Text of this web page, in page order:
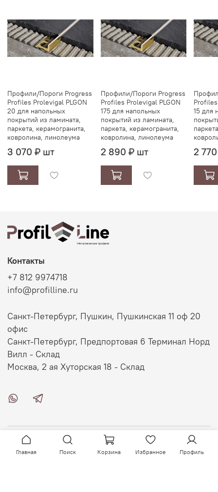
Профили/Пороги Progress
Profiles Prolevigal PLGON
20 для напольных
покрытий из ламината,
паркета, керамогранита,
ковролина, линолеума
3 070 ₽ шт
Профили/Пороги Progress
Profiles Prolevigal PLGON
175 для напольных
покрытий из ламината,
паркета, керамогранита,
ковролина, линолеума
2 890 ₽ шт
15 для
2
О магазине
Контакты
+7 812 9974718
info@profilline.ru
Санкт-Петербург, Пушкин, Пушкинская 11 оф 20
офис
Санкт-Петербург, Предпортовая 6 Терминал Норд
Вилл - Склад
Москва, 2 ая Хуторская 18 - Склад
Главная Поиск Корзина Избранное Профиль